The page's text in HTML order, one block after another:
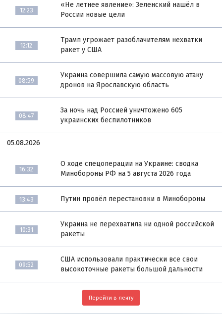
12:23
«Не летнее явление»: Зеленский нашёл в
России новые цели
12:12
Трамп угрожает разоблачителям нехватки
ракет у США
08:59
Украина совершила самую массовую атаку
дронов на Ярославскую область
08:47
За ночь над Россией уничтожено 605
украинских беспилотников
05.08.2026
16:32
О ходе спецоперации на Украине: сводка
Минобороны РФ на 5 августа 2026 года
13:43 Путин провёл перестановки в Минобороны
10:31
Украина не перехватила ни одной российской
ракеты
09:52
США использовали практически все свои
высокоточные ракеты большой дальности
Перейти в ленту